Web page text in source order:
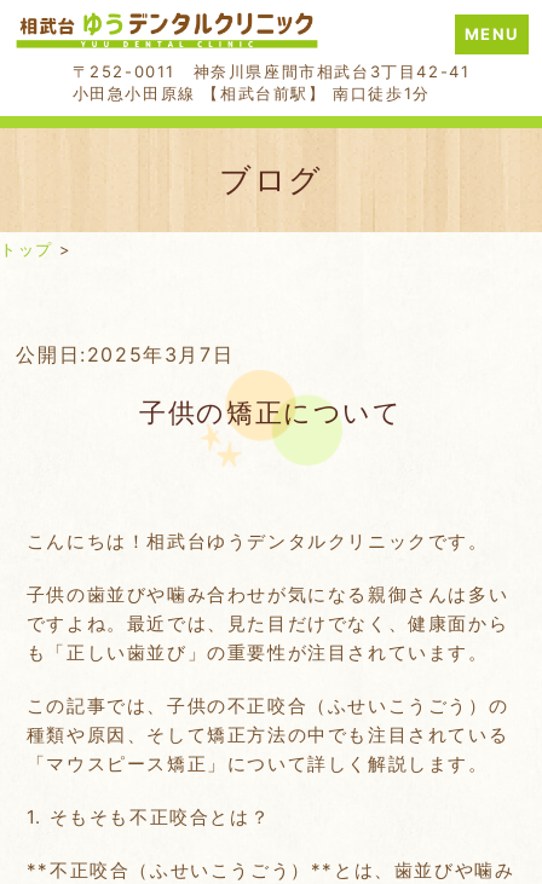
〒252-0011 神奈川県座間市相武台3丁目42-41
小田急小田原線 【相武台前駅】 南口徒歩1分
MENU
ブログ
トップ >
to
content
公開日:2025年3月7日
子供の矯正について
こんにちは！相武台ゆうデンタルクリニックです。
子供の歯並びや噛み合わせが気になる親御さんは多い
ですよね。最近では、見た目だけでなく、健康面から
も「正しい歯並び」の重要性が注目されています。
この記事では、子供の不正咬合（ふせいこうごう）の
種類や原因、そして矯正方法の中でも注目されている
「マウスピース矯正」について詳しく解説します。
1. そもそも不正咬合とは？
**不正咬合（ふせいこうごう）**とは、歯並びや噛み